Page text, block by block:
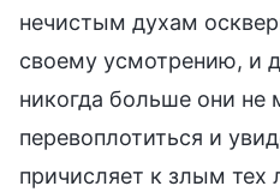
нечистым духам
своему усмотрению, и
никогда больше они не
перевоплотиться и
причисляет к злым тех